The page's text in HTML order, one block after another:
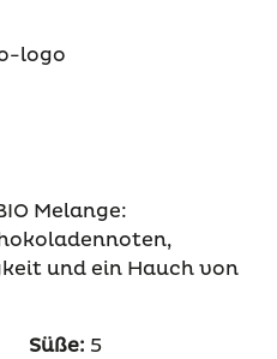
Melange:
und ein Hauch von
Süße: 5